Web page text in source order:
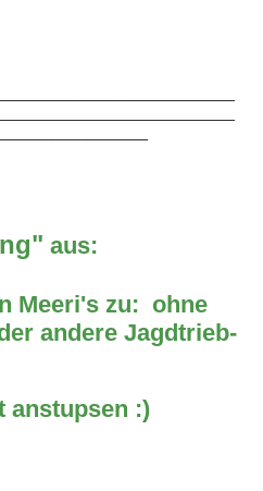
aus:
Meeri's zu: ohne
andere Jagdtrieb-
anstupsen :)